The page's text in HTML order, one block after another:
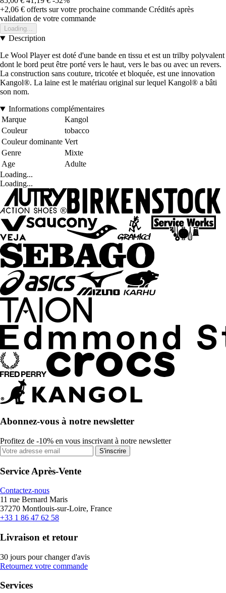
+2,06 € offerts sur votre prochaine commande Crédités après
validation de votre commande
Loading...
Description
Le Wool Player est doté d'une bande en tissu et est un trilby polyvalent
dont le bord peut être porté vers le haut, vers le bas ou avec un revers.
La construction sans couture, tricotée et bloquée, est une innovation
Kangol®. La laine est le matériau original sur lequel Kangol® a bâti
son nom.
Informations complémentaires
Marque
Kangol
Couleur
tobacco
Couleur dominante Vert
Genre
Mixte
Age
Adulte
Loading...
Loading...
Abonnez-vous à notre newsletter
Profitez de -10% en vous inscrivant à notre newsletter
S'inscrire
Service Après-Vente
Contactez-nous
11 rue Bernard Maris
37270 Montlouis-sur-Loire, France
+33 1 86 47 62 58
Livraison et retour
30 jours pour changer d'avis
Retournez votre commande
Services